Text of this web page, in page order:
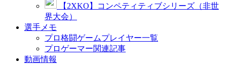
【2XKO】コンペティティブシリーズ（非世
界大会）
選手メモ
プロ格闘ゲームプレイヤー一覧
プロゲーマー関連記事
動画情報